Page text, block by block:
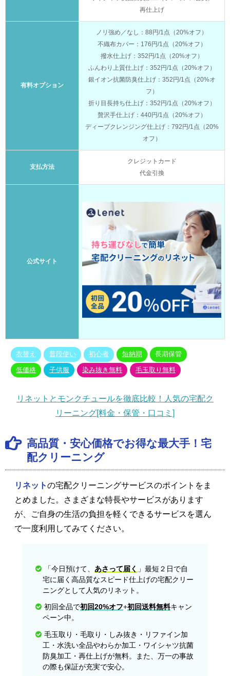
再仕上げ
有料オプション
ノリ強め／なし：88円/1点（20%オフ）
不織布カバー：176円/1点（20%オフ）
撥水仕上げ：352円/1点（20%オフ）
ふんわり上質仕上げ：352円/1点（20%オフ）
銀イオン抗菌防臭仕上げ：352円/1点（20%オ
フ）
折り目長持ち仕上げ：352円/1点（20%オフ）
贅沢手仕上げ：440円/1点（20%オフ）
ディープクレンジング仕上げ：792円/1点（20%
オフ）
支払方法
クレジットカード
代金引換
公式サイト
衣替え 普段使い 初心者 短納期 長期保管
低価格 子供服 染み抜き無料 毛玉取り無料
リネットとモンクチュールを徹底比較！人気の宅配ク
リーニング[料金・保管・口コミ]
高品質・安心価格でお得な最大手！宅
配クリーニング
リネットの宅配クリーニングサービスのポイントをま
とめました。さまざまな特長やサービスがあります
が、ご自身の生活の負担を軽くできるサービスを選ん
で一度利用してみてください。
「今日預けて、 あさって届く 」最短２日で自
宅に届く高品質なスピード仕上げの宅配クリー
ニングとして人気のリネット。
初回全品で初回20%オフ+初回送料無料キャン
ペーン中。
毛玉取り・毛取り・しみ抜き・リファイン加
工・水洗い全品やわらか加工・ワイシャツ抗菌
防臭加工・再仕上げが無料。また、万一の事故
の際も保証が充実で安心。